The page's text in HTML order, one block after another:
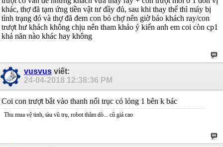
khác, thợ đã tạm ứng tiền vật tư đầy đủ, sau khi thay thế thì máy bị
tình trạng đó và thợ đã đem con bỏ chợ nên giờ báo khách ray/con
trượt hư khách không chịu nên tham khảo ý kiến anh em coi còn cp1
khả năn nào khác hay không
vusvus viết:
24-04-2018 12:38:36 PM
Coi con trượt bắt vào thanh nối trục có lỏng 1 bên k bác
Thu mua vệ tinh, tàu vũ trụ, robot thăm dò... cũ giá cao